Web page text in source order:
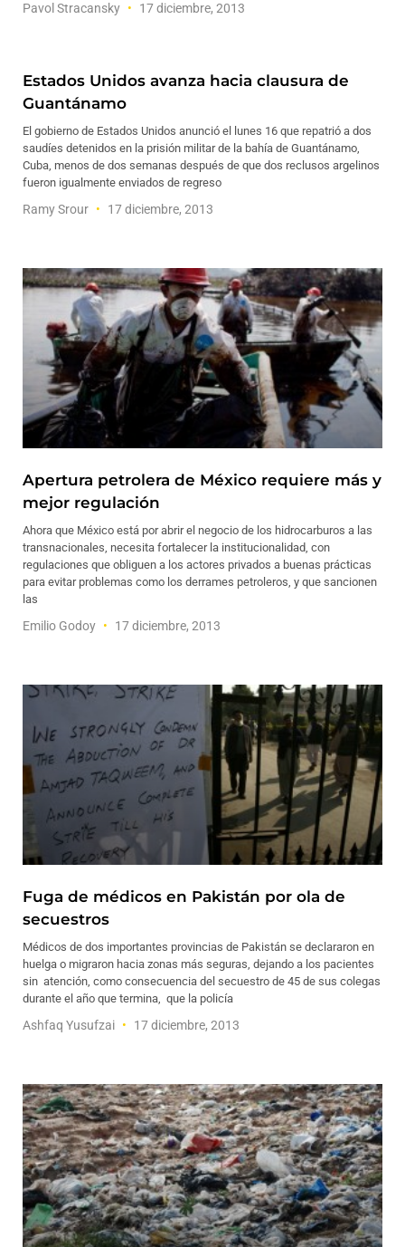
Pavol Stracansky 17 diciembre, 2013
Estados Unidos avanza hacia clausura de
Guantánamo
El gobierno de Estados Unidos anunció el lunes 16 que repatrió a dos
saudíes detenidos en la prisión militar de la bahía de Guantánamo,
Cuba, menos de dos semanas después de que dos reclusos argelinos
fueron igualmente enviados de regreso
Ramy Srour 17 diciembre, 2013
Apertura petrolera de México requiere más y
mejor regulación
Ahora que México está por abrir el negocio de los hidrocarburos a las
transnacionales, necesita fortalecer la institucionalidad, con
regulaciones que obliguen a los actores privados a buenas prácticas
para evitar problemas como los derrames petroleros, y que sancionen
las
Emilio Godoy 17 diciembre, 2013
Fuga de médicos en Pakistán por ola de
secuestros
Médicos de dos importantes provincias de Pakistán se declararon en
huelga o migraron hacia zonas más seguras, dejando a los pacientes
sin atención, como consecuencia del secuestro de 45 de sus colegas
durante el año que termina, que la policía
Ashfaq Yusufzai 17 diciembre, 2013